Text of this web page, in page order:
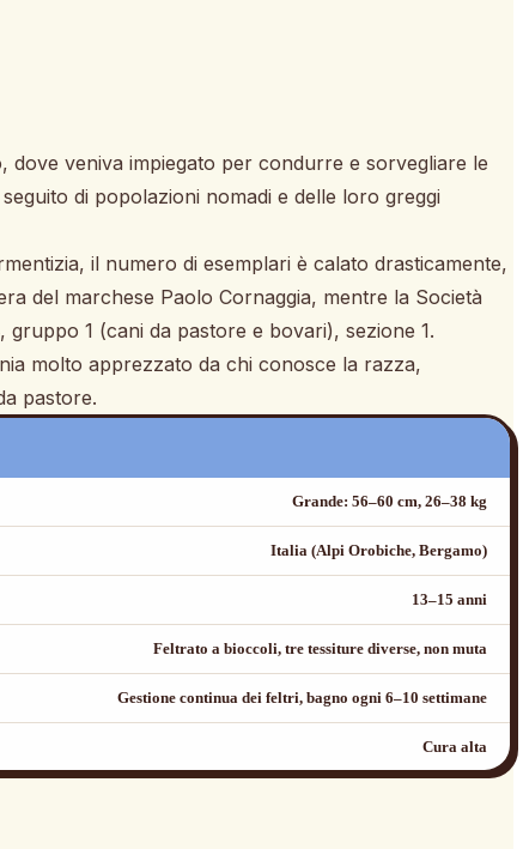
veniva impiegato per condurre e sorvegliare le
di popolazioni nomadi e delle loro greggi
il numero di esemplari è calato drasticamente,
del marchese Paolo Cornaggia, mentre la Società
1 (cani da pastore e bovari), sezione 1.
molto apprezzato da chi conosce la razza,
pastore.
Grande: 56–60 cm, 26–38 kg
Italia (Alpi Orobiche, Bergamo)
13–15 anni
Feltrato a bioccoli, tre tessiture diverse, non muta
Gestione continua dei feltri, bagno ogni 6–10 settimane
Cura alta